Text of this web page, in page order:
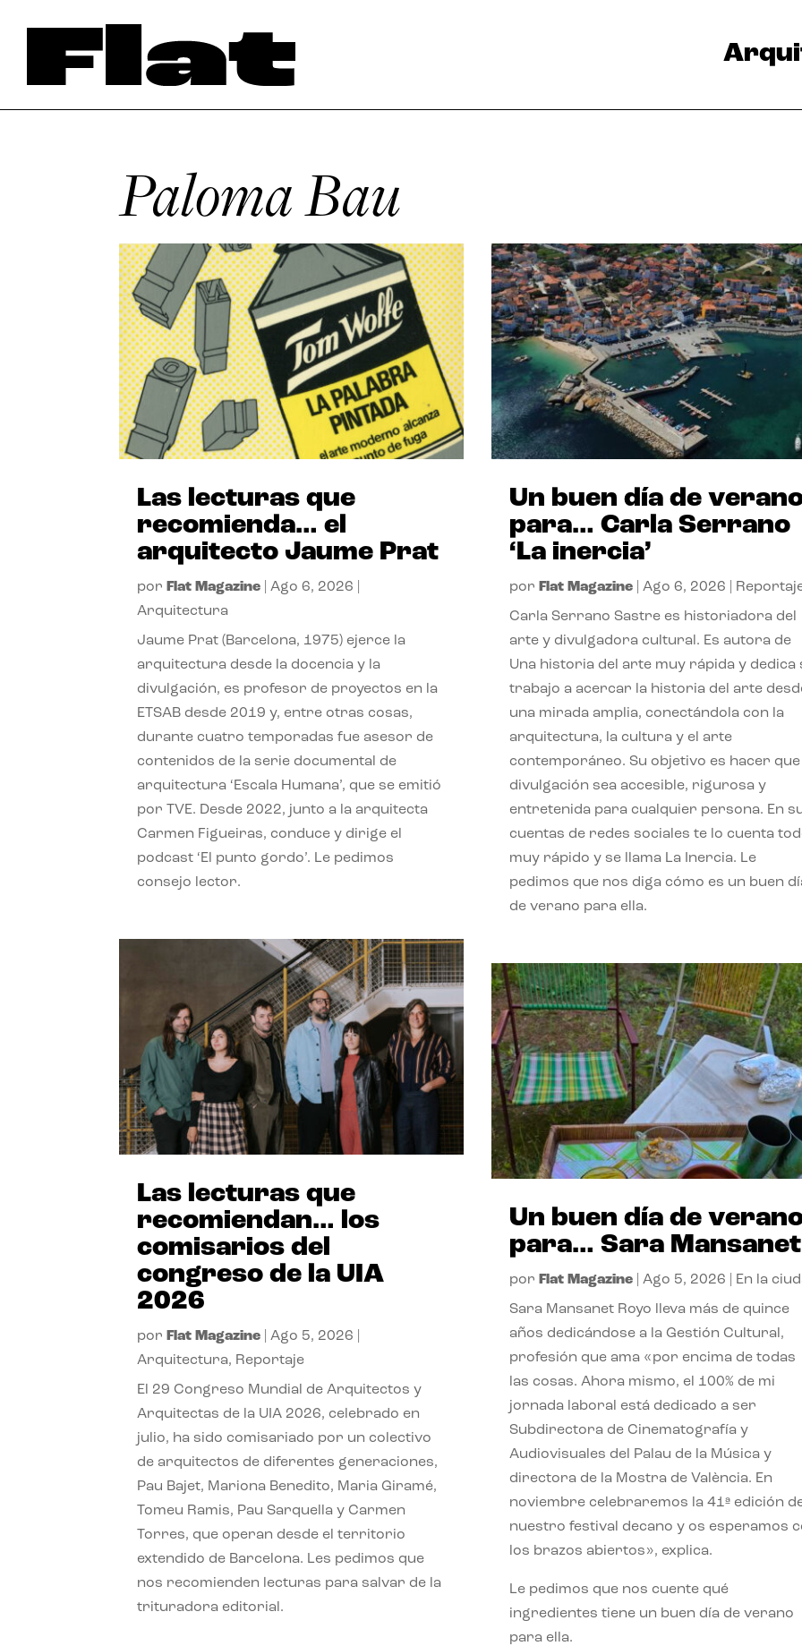
Paloma Bau
Las lecturas que
recomienda… el
arquitecto Jaume Prat
por Flat Magazine |Ago 6, 2026
Arquitectura
Jaume Prat (Barcelona, 1975) ejerce la
arquitectura desde la docencia y la
divulgación, es profesor de proyectos en la
ETSAB desde 2019 y, entre otras cosas,
durante cuatro temporadas fue asesor de
contenidos de la serie documental de
arquitectura ‘Escala Humana’, que se emitió
por TVE. Desde 2022, junto a la arquitecta
Carmen Figueiras, conduce y dirige el
podcast ‘El punto gordo’. Le pedimos
consejo lector.
Las lecturas que
recomiendan… los
comisarios del
congreso de la UIA
2026
por Flat Magazine |Ago 5, 2026
Arquitectura, Reportaje
El 29 Congreso Mundial de Arquitectos y
Arquitectas de la UIA 2026, celebrado en
julio, ha sido comisariado por un colectivo
de arquitectos de diferentes generaciones,
Pau Bajet, Mariona Benedito, Maria Giramé,
Tomeu Ramis, Pau Sarquella y Carmen
Torres, que operan desde el territorio
extendido de Barcelona. Les pedimos que
nos recomienden lecturas para salvar de la
trituradora editorial.
Un buen día de
para… Carla Serrano
‘La inercia’
por Flat Magazine| Ago 6, 2026
Carla Serrano Sastre es historiadora del
arte y divulgadora cultural. Es autora de
Una historia del arte muy rápida y dedica
trabajo a acercar la historia del arte
una mirada amplia, conectándola con la
arquitectura, la cultura y el arte
contemporáneo. Su objetivo es hacer que
divulgación sea accesible, rigurosa y
entretenida para cualquier persona. En
cuentas de redes sociales te lo cuenta
muy rápido y se llama La Inercia. Le
pedimos que nos diga cómo es un buen
de verano para ella.
Un buen día de
para… Sara Mansanet
por Flat Magazine| Ago 5, 2026 En la
Sara Mansanet Royo lleva más de quince
años dedicándose a la Gestión Cultural,
profesión que ama «por encima de todas
las cosas. Ahora mismo, el 100% de mi
jornada laboral está dedicado a ser
Subdirectora de Cinematografía y
Audiovisuales del Palau de la Música y
directora de la Mostra de València. En
noviembre celebraremos la 41ª edición
nuestro festival decano y os esperamos
los brazos abiertos», explica.
Le pedimos que nos cuente qué
ingredientes tiene un buen día de verano
para ella.